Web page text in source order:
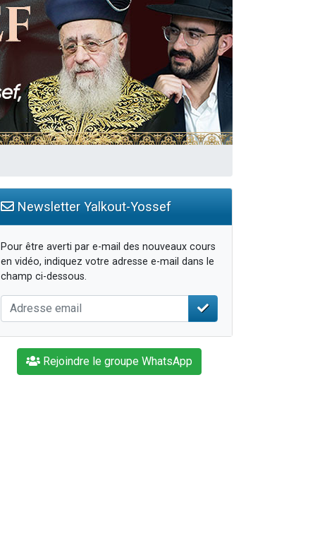
Newsletter Yalkout-Yossef
Pour être averti par e-mail des nouveaux cours
en vidéo, indiquez votre adresse e-mail dans le
champ ci-dessous.
Rejoindre le groupe WhatsApp